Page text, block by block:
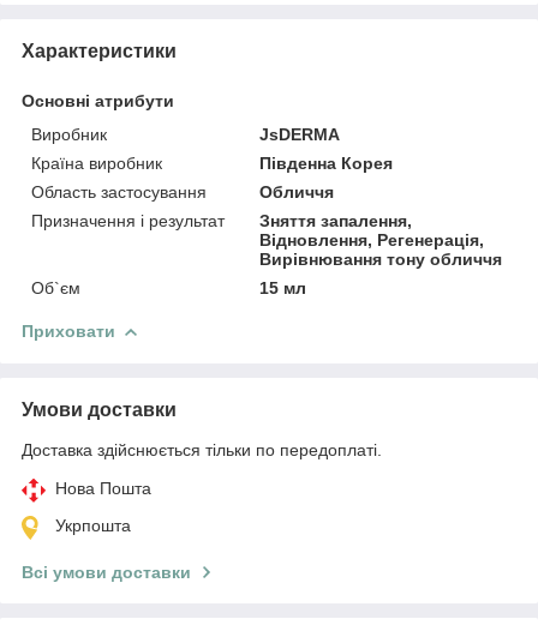
Характеристики
Основні атрибути
Виробник
JsDERMA
Країна виробник
Південна Корея
Область застосування
Обличчя
Призначення і результат
Зняття запалення,
Відновлення, Регенерація,
Вирівнювання тону обличчя
Об`єм
15 мл
Приховати
Умови доставки
Доставка здійснюється тільки по передоплаті.
Нова Пошта
Укрпошта
Всі умови доставки